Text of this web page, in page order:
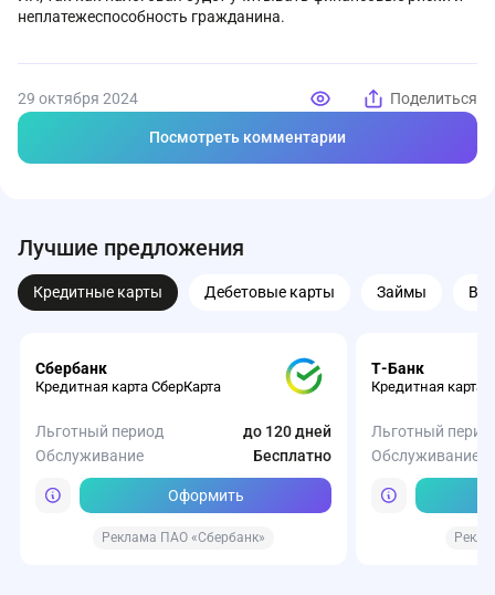
неплатежеспособность гражданина.
29 октября 2024 Поделиться
Посмотреть комментарии
Лучшие предложения
Кредитные карты Дебетовые карты Займы
Сбербанк
Кредитная карта СберКарта
Льготный период
до 120 дней
Обслуживание
Бесплатно
Оформить
Реклама ПАО «Сбербанк»
Т-Банк
Кредитная карта
Льготный
Обслуживание